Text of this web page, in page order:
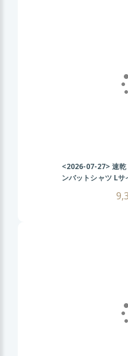
<2026-07-27> 速乾
ンバットシャツ L
闘服 サバゲー装備